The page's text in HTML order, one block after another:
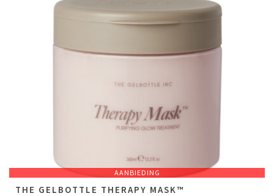
AANBIEDING
T​H​E GELBOTTLE THERAPY MASK™